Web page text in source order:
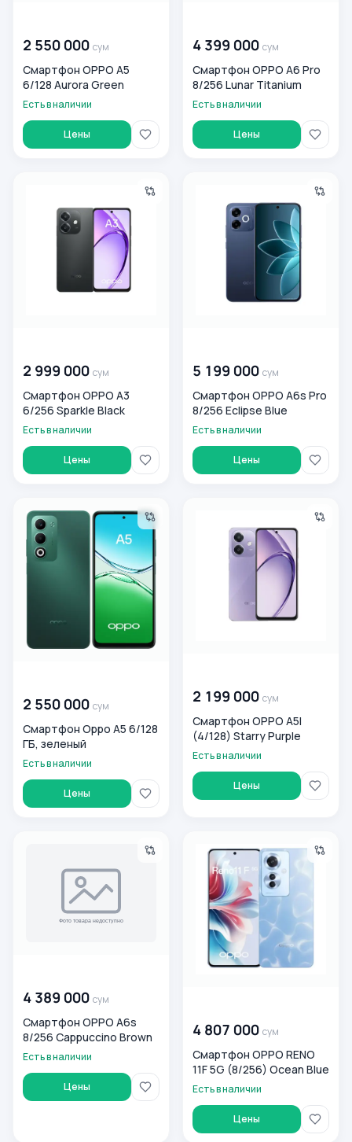
2 550 000 сум
Смартфон OPPO A5
6/128 Aurora Green
Есть в наличии
Цены
4 399 000 сум
Смартфон OPPO A6 Pro
8/256 Lunar Titanium
Есть в наличии
Цены
2 999 000 сум
Смартфон OPPO A3
6/256 Sparkle Black
Есть в наличии
Цены
5 199 000 сум
Смартфон OPPO A6s Pro
8/256 Eclipse Blue
Есть в наличии
Цены
Смартфон Oppo A5 6/128 ГБ, зеленый
2 550 000 сум
Смартфон Oppo A5 6/128
ГБ, зеленый
Есть в наличии
Цены
2 199 000 сум
Смартфон OPPO A5I
(4/128) Starry Purple
Есть в наличии
Цены
4 389 000 сум
Смартфон OPPO A6s
8/256 Cappuccino Brown
Есть в наличии
Цены
4 807 000 сум
Смартфон OPPO RENO
11F 5G (8/256) Ocean Blue
Есть в наличии
Цены